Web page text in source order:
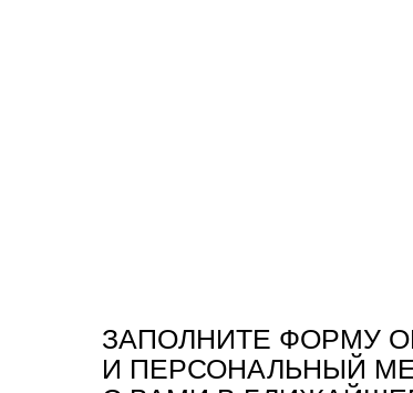
ЗАПОЛНИТЕ ФОРМУ
И ПЕРСОНАЛЬНЫЙ